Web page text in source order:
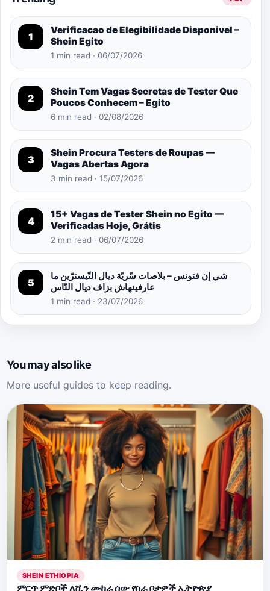
1
Verificacao de Elegibilidade Disponivel –
Shein Egito
1 min read · 06/07/2026
2
Shein Tem Vagas Secretas de Tester Que
Poucos Conhecem – Egito
6 min read · 02/08/2026
3
Shein Procura Testers de Roupas —
Vagas Abertas Agora
3 min read · 15/07/2026
4
15+ Vagas de Tester Shein no Egito —
Verificadas Hoje, Grátis
2 min read · 06/07/2026
5
شي إن فتونس – بلاصات سّريّة ديال التّيسترّين ما
عارفينهاش بزاف ديال النّاس
1 min read · 23/07/2026
You may also like
More useful guides to keep reading.
SHEIN ETHIOPIA
ምርጥ ምድቦች ለሺን ሙከራ ሰው የስራ ቦታዎች ኢትዮጵያ